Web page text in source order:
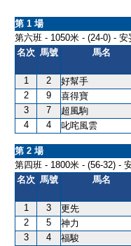
第 1 場
第六班 - 1050米 - (24-0) -
名次 馬號 馬名
1 2 好幫手
2
9 喜得寶
3
7 超風駒
4
4 叱咤風雲
第 2 場
第四班 - 1800米 - (56-32) -
名次 馬號 馬名
1 3 更先
2
5 神力
3
4 福駿